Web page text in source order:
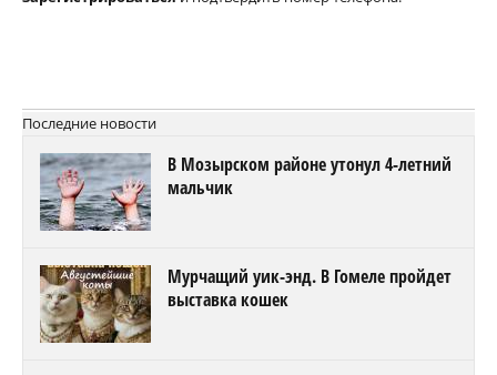
Последние новости
В Мозырском районе утонул 4-летний
мальчик
Мурчащий уик-энд. В Гомеле пройдет
выставка кошек